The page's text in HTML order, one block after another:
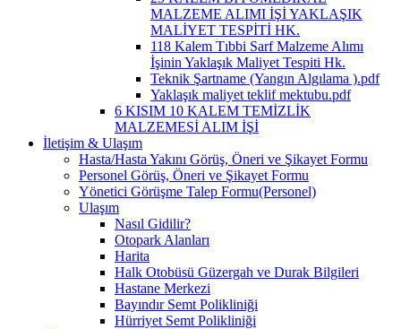
MALZEME ALIMI İŞİ YAKLAŞIK
MALİYET TESPİTİ HK.
118 Kalem Tıbbi Sarf Malzeme Alımı
İşinin Yaklaşık Maliyet Tespiti Hk.
Teknik Şartname (Yangın Algılama ).pdf
Yaklaşık maliyet teklif mektubu.pdf
6 KISIM 10 KALEM TEMİZLİK
MALZEMESİ ALIM İŞİ
İletişim & Ulaşım
Hasta/Hasta Yakını Görüş, Öneri ve Şikayet Formu
Personel Görüş, Öneri ve Şikayet Formu
Yönetici Görüşme Talep Formu(Personel)
Ulaşım
Nasıl Gidilir?
Otopark Alanları
Harita
Halk Otobüsü Güzergah ve Durak Bilgileri
Hastane Merkezi
Bayındır Semt Polikliniği
Hürriyet Semt Polikliniği